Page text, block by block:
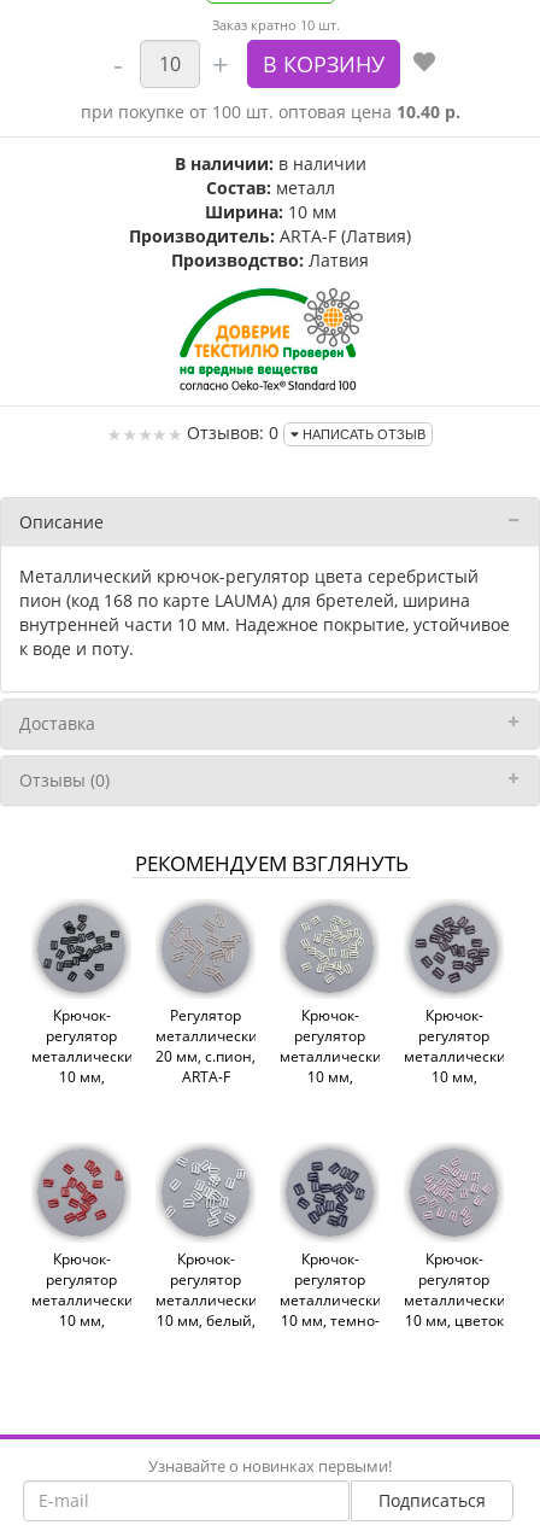
Заказ кратно 10 шт.
при покупке от 100 шт. оптовая цена 10.40 р.
В наличии: в наличии
Состав: металл
Ширина: 10 мм
Производитель: ARTA-F (Латвия)
Производство: Латвия
Отзывов: 0 НАПИСАТЬ ОТЗЫВ
Описание
Металлический крючок-регулятор цвета серебристый
пион (код 168 по карте LAUMA) для бретелей, ширина
внутренней части 10 мм. Надежное покрытие, устойчивое
к воде и поту.
Доставка
Отзывы (0)
РЕКОМЕНДУЕМ ВЗГЛЯНУТЬ
Крючок-
регулятор
металлический,
10 мм,
Регулятор
металлический,
20 мм, с.пион,
ARTA-F
Крючок-
регулятор
металлический,
10 мм,
Крючок-
регулятор
металлический,
10 мм,
Крючок-
регулятор
металлический,
10 мм,
Крючок-
регулятор
металлический,
10 мм, белый,
Крючок-
регулятор
металлический,
10 мм, темно-
Крючок-
регулятор
металлический,
10 мм, цветок
Узнавайте о новинках первыми!